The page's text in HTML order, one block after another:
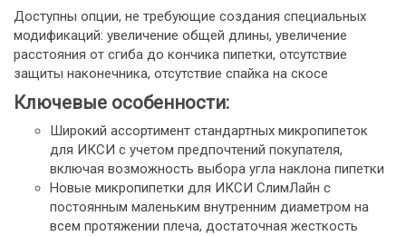
Доступны опции, не требующие создания специальных
модификаций: увеличение общей длины, увеличение
расстояния от сгиба до кончика пипетки, отсутствие
защиты наконечника, отсутствие спайка на скосе
Ключевые особенности:
Широкий ассортимент стандартных микропипеток
для ИКСИ с учетом предпочтений покупателя,
включая возможность выбора угла наклона пипетки
Новые микропипетки для ИКСИ СлимЛайн с
постоянным маленьким внутренним диаметром на
всем протяжении плеча, достаточная жесткость